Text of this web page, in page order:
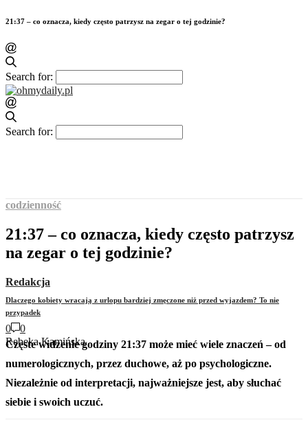
21:37 – co oznacza, kiedy często patrzysz na zegar o tej godzinie?
Search for:
Search for:
Dlaczego kobiety wracają z urlopu bardziej zmęczone niż przed wyjazdem? To nie
przypadek
Rebeka Kamińska
codzienność
21:37 – co oznacza, kiedy często patrzysz
na zegar o tej godzinie?
Redakcja
0
0
Częste widzenie godziny 21:37 może mieć wiele znaczeń – od
numerologicznych, przez duchowe, aż po psychologiczne.
Niezależnie od interpretacji, najważniejsze jest, aby słuchać
siebie i swoich uczuć.